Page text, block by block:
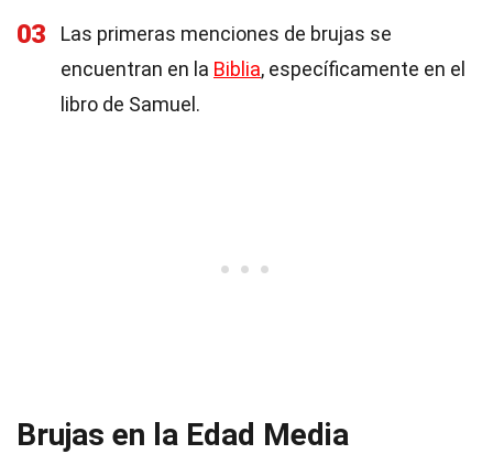
03
Las primeras menciones de brujas se
encuentran en la Biblia, específicamente en el
libro de Samuel.
Brujas en la Edad Media